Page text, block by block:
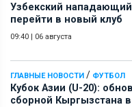
Узбекский
перейти в новый клуб
09:40 | 06 августа
ГЛАВНЫЕ НОВОСТИ / ФУТБОЛ
Кубок Азии (U-20):
сборной Кыргызстана